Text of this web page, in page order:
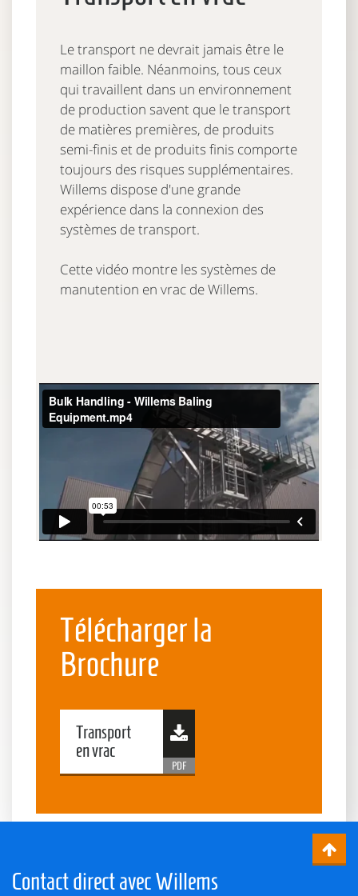
Le transport ne devrait jamais être le
maillon faible. Néanmoins, tous ceux
qui travaillent dans un environnement
de production savent que le transport
de matières premières, de produits
semi-finis et de produits finis comporte
toujours des risques supplémentaires.
Willems dispose d'une grande
expérience dans la connexion des
systèmes de transport.
Cette vidéo montre les systèmes de
manutention en vrac de Willems.
Télécharger la
Brochure
Transport
en vrac
Contact direct avec Willems